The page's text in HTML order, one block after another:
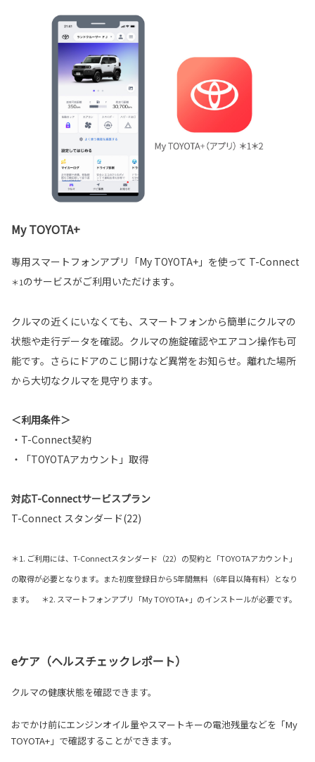
My TOYOTA+
専用スマートフォンアプリ「My TOYOTA+」を使って T-Connect
＊1のサービスがご利用いただけます。
クルマの近くにいなくても、スマートフォンから簡単にクルマの
状態や走行データを確認。クルマの施錠確認やエアコン操作も可
能です。さらにドアのこじ開けなど異常をお知らせ。離れた場所
から大切なクルマを見守ります。
＜利用条件＞
・T-Connect契約
・「TOYOTAアカウント」取得
対応T-Connectサービスプラン
T-Connect スタンダード(22)
＊1. ご利用には、T-Connectスタンダード（22）の契約と「TOYOTAアカウント」
の取得が必要となります。また初度登録日から5年間無料（6年目以降有料）となり
ます。 ＊2. スマートフォンアプリ「My TOYOTA+」のインストールが必要です。
eケア（ヘルスチェックレポート）
クルマの健康状態を確認できます。
おでかけ前にエンジンオイル量やスマートキーの電池残量などを「My
TOYOTA+」で確認することができます。